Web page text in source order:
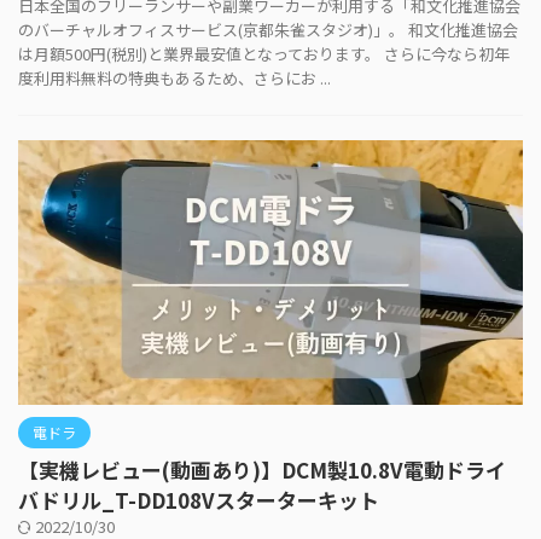
日本全国のフリーランサーや副業ワーカーが利用する「和文化推進協会
のバーチャルオフィスサービス(京都朱雀スタジオ)」。 和文化推進協会
は月額500円(税別)と業界最安値となっております。 さらに今なら初年
度利用料無料の特典もあるため、さらにお ...
電ドラ
【実機レビュー(動画あり)】DCM製10.8V電動ドライ
バドリル_T-DD108Vスターターキット
2022/10/30